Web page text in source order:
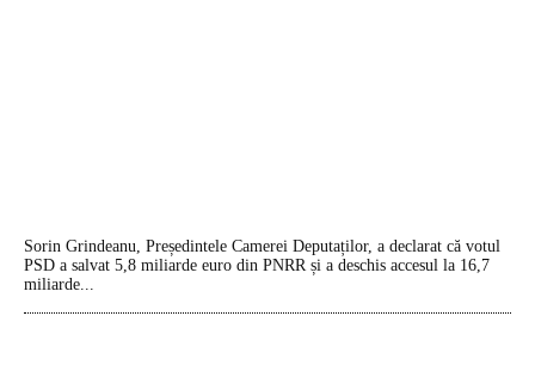
Sorin Grindeanu, Președintele Camerei Deputaților, a declarat că votul
PSD a salvat 5,8 miliarde euro din PNRR și a deschis accesul la 16,7
miliarde...